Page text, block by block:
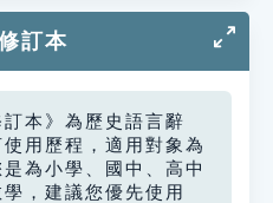
訂本
訂本》為歷史語言辭
用歷程，適用對象為
為小學、國中、高中
學，建議您優先使用